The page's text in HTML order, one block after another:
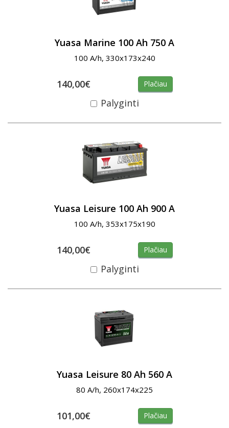
Yuasa Marine 100 Ah 750 A
100 A/h, 330x173x240
140,00€ Plačiau
Palyginti
Yuasa Leisure 100 Ah 900 A
100 A/h, 353x175x190
140,00€ Plačiau
Palyginti
Yuasa Leisure 80 Ah 560 A
80 A/h, 260x174x225
101,00€ Plačiau